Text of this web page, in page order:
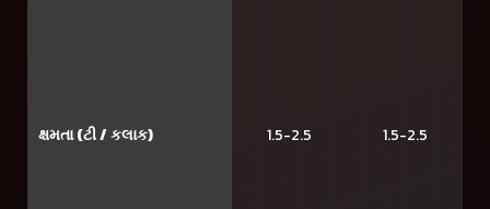
ક્ષમતા (ટી / કલાક) 1.5-2.5 1.5-2.5